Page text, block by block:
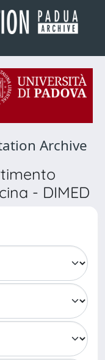
Archive
- DIMED